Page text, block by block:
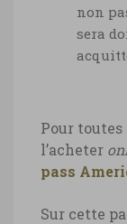
non
sera
Pour
l’acheter
pass
Sur cette